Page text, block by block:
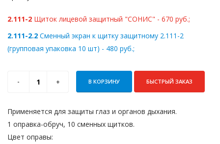
2.111-2 Щиток лицевой защитный "СОНИС" - 670 руб.;
2.111-2.2 Сменный экран к щитку защитному 2.111-2
(групповая упаковка 10 шт) - 480 руб.;
В КОРЗИНУ БЫСТРЫЙ ЗАКАЗ
Применяется для защиты глаз и органов дыхания.
1 оправка-обруч, 10 сменных щитков.
Цвет оправы: